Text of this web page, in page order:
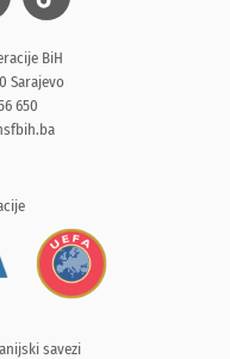
BiH
Sarajevo
650
savezi